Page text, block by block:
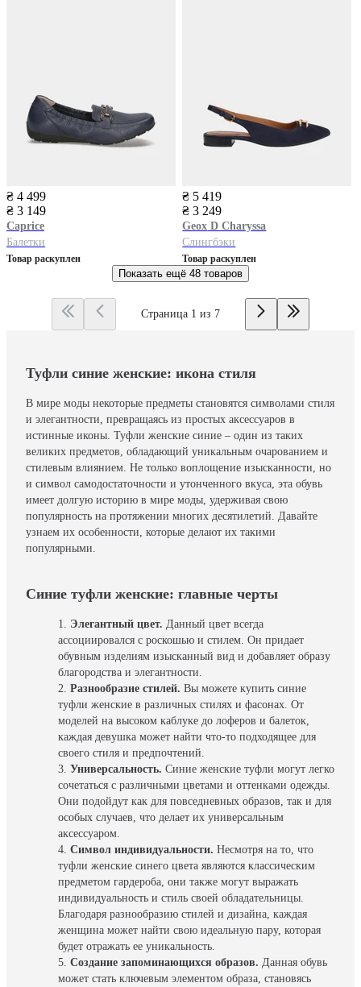
₴ 4 499
₴ 3 149
Caprice
Балетки
Товар раскуплен
₴ 5 419
₴ 3 249
Geox D Charyssa
Слингбэки
Товар раскуплен
Показать ещё 48 товаров
Страница 1 из 7
Туфли синие женские: икона стиля
В мире моды некоторые предметы становятся символами стиля
и элегантности, превращаясь из простых аксессуаров в
истинные иконы. Туфли женские синие – один из таких
великих предметов, обладающий уникальным очарованием и
стилевым влиянием. Не только воплощение изысканности, но
и символ самодостаточности и утонченного вкуса, эта обувь
имеет долгую историю в мире моды, удерживая свою
популярность на протяжении многих десятилетий. Давайте
узнаем их особенности, которые делают их такими
популярными.
Синие туфли женские: главные черты
Элегантный цвет. Данный цвет всегда
ассоциировался с роскошью и стилем. Он придает
обувным изделиям изысканный вид и добавляет образу
благородства и элегантности.
Разнообразие стилей. Вы можете купить синие
туфли женские в различных стилях и фасонах. От
моделей на высоком каблуке до лоферов и балеток,
каждая девушка может найти что-то подходящее для
своего стиля и предпочтений.
Универсальность. Синие женские туфли могут легко
сочетаться с различными цветами и оттенками одежды.
Они подойдут как для повседневных образов, так и для
особых случаев, что делает их универсальным
аксессуаром.
Символ индивидуальности. Несмотря на то, что
туфли женские синего цвета являются классическим
предметом гардероба, они также могут выражать
индивидуальность и стиль своей обладательницы.
Благодаря разнообразию стилей и дизайна, каждая
женщина может найти свою идеальную пару, которая
будет отражать ее уникальность.
Создание запоминающихся образов. Данная обувь
может стать ключевым элементом образа, становясь